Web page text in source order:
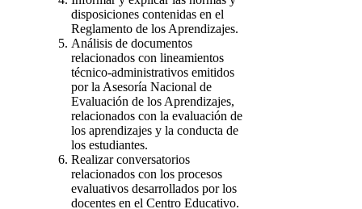
disposiciones contenidas en el
Reglamento de los Aprendizajes.
Análisis de documentos
relacionados con lineamientos
técnico-administrativos emitidos
por la Asesoría Nacional de
Evaluación de los Aprendizajes,
relacionados con la evaluación de
los aprendizajes y la conducta de
los estudiantes.
Realizar conversatorios
relacionados con los procesos
evaluativos desarrollados por los
docentes en el Centro Educativo.